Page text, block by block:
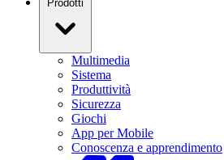
Prodotti
Multimedia
Sistema
Produttività
Sicurezza
Giochi
App per Mobile
Conoscenza e apprendimento